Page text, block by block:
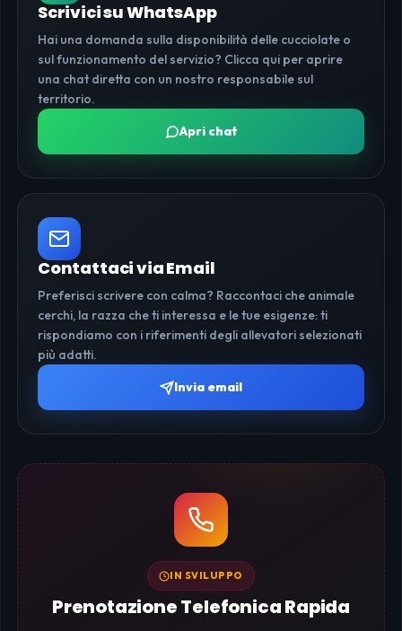
Scrivici su WhatsApp
Hai una domanda sulla disponibilità delle cucciolate o
sul funzionamento del servizio? Clicca qui per aprire
una chat diretta con un nostro responsabile sul
territorio.
Apri chat
Contattaci via Email
Preferisci scrivere con calma? Raccontaci che animale
cerchi, la razza che ti interessa e le tue esigenze: ti
rispondiamo con i riferimenti degli allevatori selezionati
più adatti.
Invia email
IN SVILUPPO
Prenotazione Telefonica Rapida